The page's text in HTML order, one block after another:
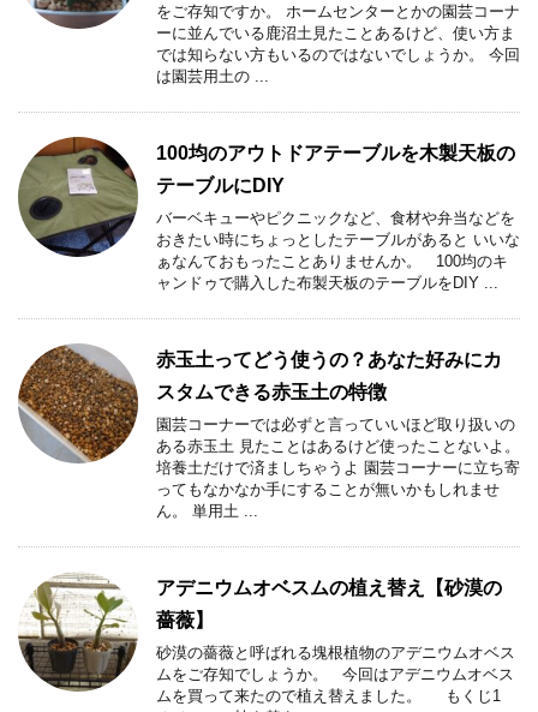
をご存知ですか。 ホームセンターとかの園芸コーナ
ーに並んでいる鹿沼土見たことあるけど、使い方ま
では知らない方もいるのではないでしょうか。 今回
は園芸用土の ...
100均のアウトドアテーブルを木製天板の
テーブルにDIY
バーベキューやピクニックなど、食材や弁当などを
おきたい時にちょっとしたテーブルがあると いいな
ぁなんておもったことありませんか。 100均のキ
ャンドゥで購入した布製天板のテーブルをDIY ...
赤玉土ってどう使うの？あなた好みにカ
スタムできる赤玉土の特徴
園芸コーナーでは必ずと言っていいほど取り扱いの
ある赤玉土 見たことはあるけど使ったことないよ。
培養土だけで済ましちゃうよ 園芸コーナーに立ち寄
ってもなかなか手にすることが無いかもしれませ
ん。 単用土 ...
アデニウムオベスムの植え替え【砂漠の
薔薇】
砂漠の薔薇と呼ばれる塊根植物のアデニウムオベス
ムをご存知でしょうか。 今回はアデニウムオベス
ムを買って来たので植え替えました。 もくじ1